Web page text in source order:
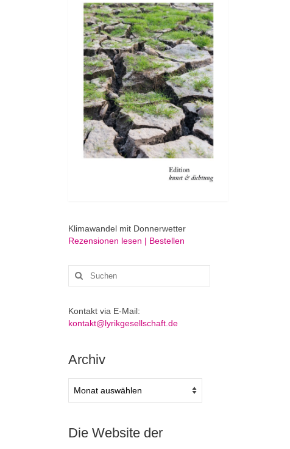
Klimawandel mit Donnerwetter
Rezensionen lesen | Bestellen
Suchen
nach:
Kontakt via E-Mail:
kontakt@lyrikgesellschaft.de
Archiv
Die Website der